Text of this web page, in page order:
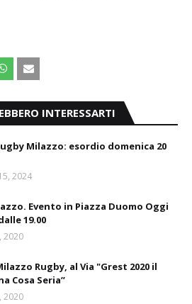
INTERESSARTI
Milazzo: esordio domenica 20
2024
Evento in Piazza Duomo Oggi
19.00
2020
Rugby, al Via "Grest 2020 il
Cosa Seria”
2020